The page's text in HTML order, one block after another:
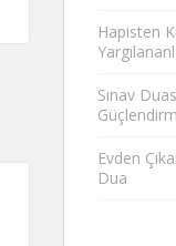
Hapisten
Sınav
Evden
Dua